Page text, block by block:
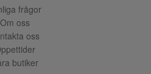
frågor
Om oss
oss
butiker